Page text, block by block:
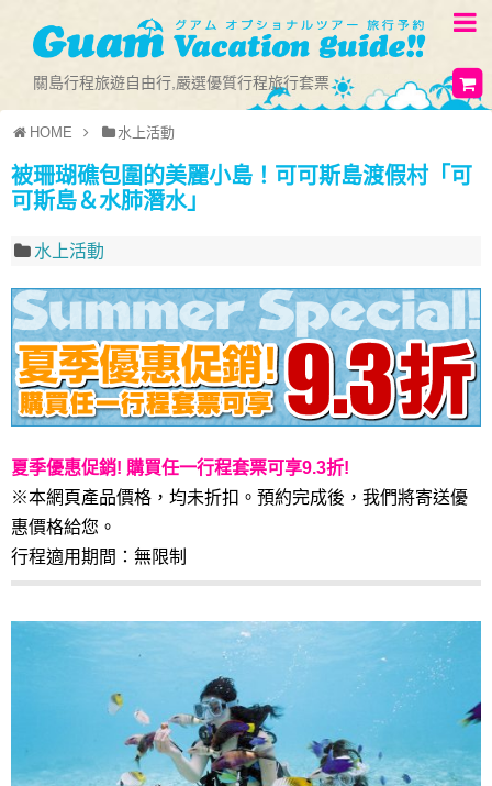
關島行程旅遊自由行,嚴選優質行程旅行套票
HOME 水上活動
被珊瑚礁包圍的美麗小島！可可斯島渡假村「可
可斯島＆水肺潛水」
水上活動
夏季優惠促銷! 購買任一行程套票可享9.3折!
※本網頁產品價格，均未折扣。預約完成後，我們將寄送優
惠價格給您。
行程適用期間：無限制